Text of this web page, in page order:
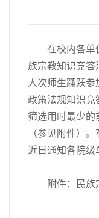
在校内各单
族宗教知识竞答
人次师生踊跃
政策法规知识竞
筛选用时最少的
（参见附件）
近日通知各院级
附件：民